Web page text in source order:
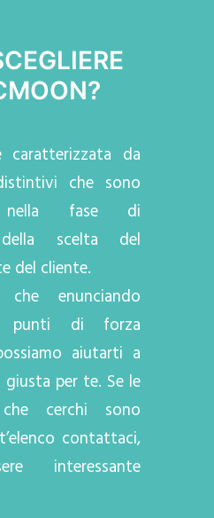
caratterizzata da
che sono
nella fase di
scelta del
del cliente.
enunciando
punti di forza
aiutarti a
per te. Se le
cerchi sono
contattaci,
interessante